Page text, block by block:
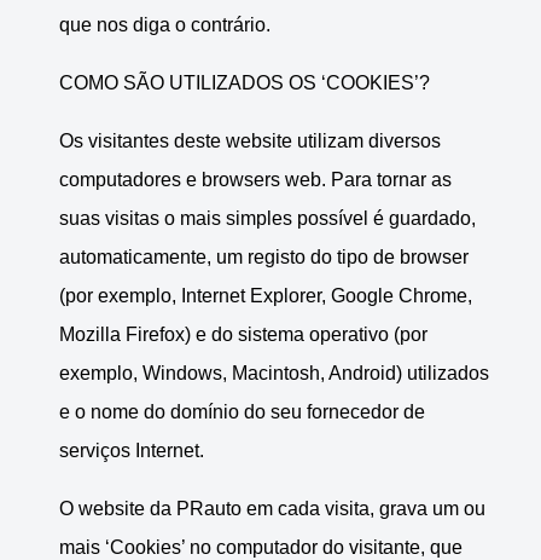
que nos diga o contrário.
COMO SÃO UTILIZADOS OS ‘COOKIES’?
Os visitantes deste website utilizam diversos
computadores e browsers web. Para tornar as
suas visitas o mais simples possível é guardado,
automaticamente, um registo do tipo de browser
(por exemplo, Internet Explorer, Google Chrome,
Mozilla Firefox) e do sistema operativo (por
exemplo, Windows, Macintosh, Android) utilizados
e o nome do domínio do seu fornecedor de
serviços Internet.
O website da PRauto em cada visita, grava um ou
mais ‘Cookies’ no computador do visitante, que